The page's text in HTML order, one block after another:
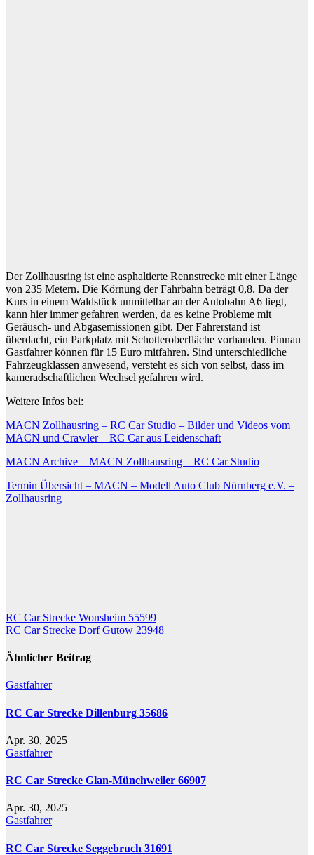
Der Zollhausring ist eine asphaltierte Rennstrecke mit einer Länge
von 235 Metern. Die Körnung der Fahrbahn beträgt 0,8. Da der
Kurs in einem Waldstück unmittelbar an der Autobahn A6 liegt,
kann hier immer gefahren werden, da es keine Probleme mit
Geräusch- und Abgasemissionen gibt. Der Fahrerstand ist
überdacht, ein Parkplatz mit Schotteroberfläche vorhanden. Pinnau
Gastfahrer können für 15 Euro mitfahren. Sind unterschiedliche
Fahrzeugklassen anwesend, versteht es sich von selbst, dass im
kameradschaftlichen Wechsel gefahren wird.
Weitere Infos bei:
MACN Zollhausring – RC Car Studio – Bilder und Videos vom
MACN und Crawler – RC Car aus Leidenschaft
MACN Archive – MACN Zollhausring – RC Car Studio
Termin Übersicht – MACN – Modell Auto Club Nürnberg e.V. –
Zollhausring
Beitragsnavigation
RC Car Strecke Wonsheim 55599
RC Car Strecke Dorf Gutow 23948
Ähnlicher Beitrag
Gastfahrer
RC Car Strecke Dillenburg 35686
Apr. 30, 2025
Gastfahrer
RC Car Strecke Glan-Münchweiler 66907
Apr. 30, 2025
Gastfahrer
RC Car Strecke Seggebruch 31691